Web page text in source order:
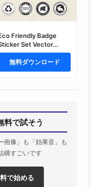
Friendly Badge
Set Vector
Green
Labels, Eco seals,
Icons for
in Solid
無料ダウンロード
料で試そう
画像」も「効果音」も
構すごいです
で始める